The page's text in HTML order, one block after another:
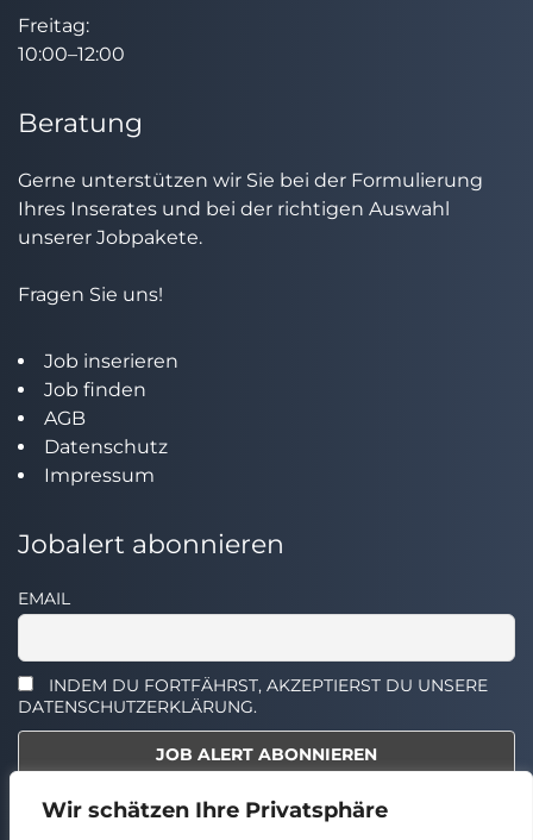
Wir schätzen Ihre Privatsphäre
Freitag:
10:00–12:00
Beratung
Gerne unterstützen wir Sie bei der Formulierung
Ihres Inserates und bei der richtigen Auswahl
unserer Jobpakete.
Fragen Sie uns!
Job inserieren
Job finden
AGB
Datenschutz
Impressum
Jobalert abonnieren
EMAIL
INDEM DU FORTFÄHRST, AKZEPTIERST DU UNSERE
DATENSCHUTZERKLÄRUNG.
Select the widget you want to show.